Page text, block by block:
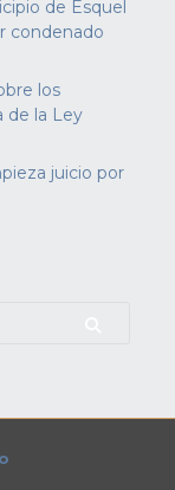
de Esquel
condenado
los
de la Ley
juicio por